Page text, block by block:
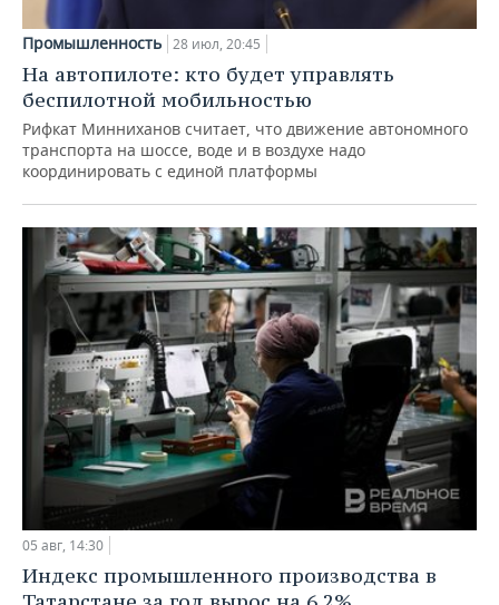
Промышленность 28 июл, 20:45
На автопилоте: кто будет управлять
беспилотной мобильностью
Рифкат Минниханов считает, что движение автономного
транспорта на шоссе, воде и в воздухе надо
координировать с единой платформы
05 авг, 14:30
Индекс промышленного производства в